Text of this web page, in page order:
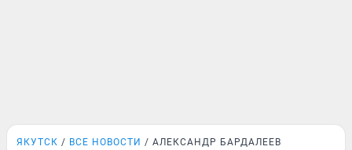
ЯКУТСК ВСЕ НОВОСТИ АЛЕКСАНДР БАРДАЛЕЕВ